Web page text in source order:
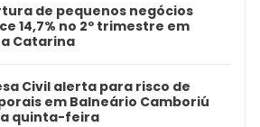
de pequenos negócios
14,7% no 2º trimestre em
Catarina
Civil alerta para risco de
em Balneário Camboriú
quinta-feira